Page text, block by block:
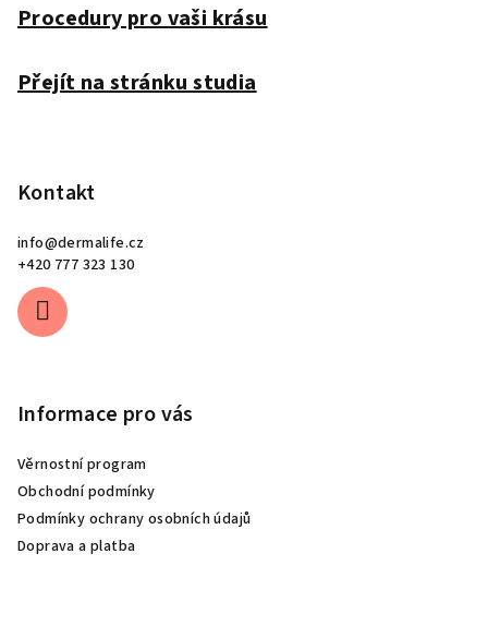
Procedury pro vaši krásu
Přejít na stránku studia
Kontakt
info@dermalife.cz
+420 777 323 130
Informace pro vás
Věrnostní program
Obchodní podmínky
Podmínky ochrany osobních údajů
Doprava a platba